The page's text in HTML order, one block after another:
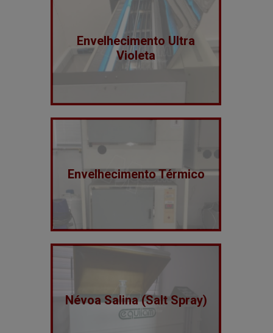
Envelhecimento Ultra
Violeta
Envelhecimento Térmico
Névoa Salina (Salt Spray)